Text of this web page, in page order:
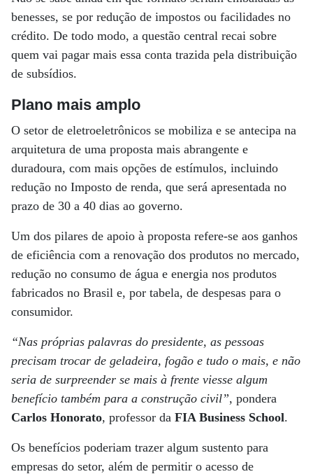
benesses, se por redução de impostos ou facilidades no
crédito. De todo modo, a questão central recai sobre
quem vai pagar mais essa conta trazida pela distribuição
de subsídios.
Plano mais amplo
O setor de eletroeletrônicos se mobiliza e se antecipa na
arquitetura de uma proposta mais abrangente e
duradoura, com mais opções de estímulos, incluindo
redução no Imposto de renda, que será apresentada no
prazo de 30 a 40 dias ao governo.
Um dos pilares de apoio à proposta refere-se aos ganhos
de eficiência com a renovação dos produtos no mercado,
redução no consumo de água e energia nos produtos
fabricados no Brasil e, por tabela, de despesas para o
consumidor.
“Nas próprias palavras do presidente, as pessoas
precisam trocar de geladeira, fogão e tudo o mais, e não
seria de surpreender se mais à frente viesse algum
benefício também para a construção civil”, pondera
Carlos Honorato, professor da FIA Business School.
Os benefícios poderiam trazer algum sustento para
empresas do setor, além de permitir o acesso de